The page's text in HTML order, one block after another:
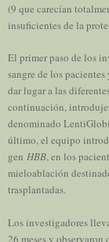
(9 que carecían
insuficientes de la
El primer paso de los
sangre de los
dar lugar a las
continuación,
denominado
último, el equipo
gen HBB, en los
mieloablación
trasplantadas.
Los investigadores
26 meses y observaron